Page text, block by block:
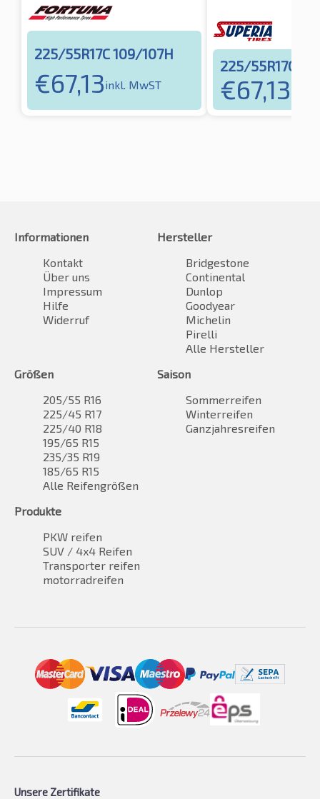
225/55R17C 109/107H
€67,13inkl. MwST
225/55R17C
€67,13
Informationen
Kontakt
Über uns
Impressum
Hilfe
Widerruf
Hersteller
Bridgestone
Continental
Dunlop
Goodyear
Michelin
Pirelli
Alle Hersteller
Größen
205/55 R16
225/45 R17
225/40 R18
195/65 R15
235/35 R19
185/65 R15
Alle Reifengrößen
Saison
Sommerreifen
Winterreifen
Ganzjahresreifen
Produkte
PKW reifen
SUV / 4x4 Reifen
Transporter reifen
motorradreifen
Unsere Zertifikate